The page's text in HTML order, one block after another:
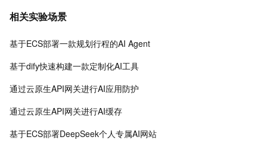
DSW云原生交互式建模平台、PAI-DLC云原生AI基础平
征、万亿样本规模加速训练，百余落地场景，全面提升
工程效率。
相关实验场景
基于ECS部署一款规划行程的AI Agent
基于dify快速构建一款定制化AI工具
通过云原生API网关进行AI应用防护
通过云原生API网关进行AI缓存
基于ECS部署DeepSeek个人专属AI网站